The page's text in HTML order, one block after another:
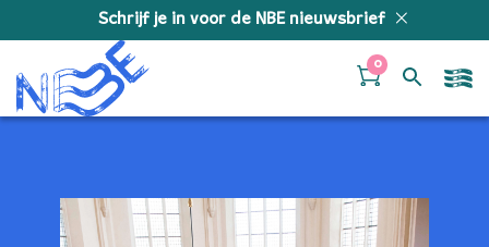
Schrijf je in voor de NBE nieuwsbrief
0